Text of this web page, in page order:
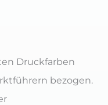
Druckfarben
bezogen.